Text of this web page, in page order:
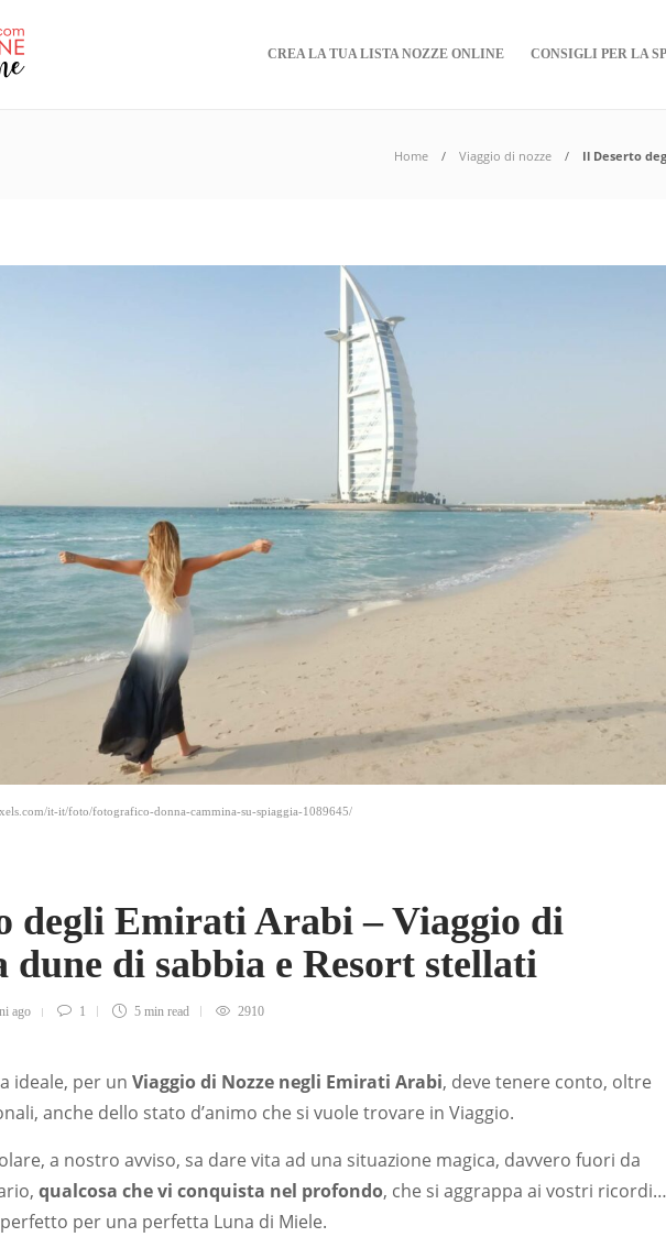
CREA LA TUA LISTA NOZZE ONLINE CONSIGLI PER LA
Home Viaggio di nozze Il Deserto
it-it/foto/fotografico-donna-cammina-su-spiaggia-1089645/
degli Emirati Arabi – Viaggio di
dune di sabbia e Resort stellati
ago 1 5 min read 2910
ideale, per un Viaggio di Nozze negli Emirati Arabi, deve tenere conto, oltre
anche dello stato d’animo che si vuole trovare in Viaggio.
a nostro avviso, sa dare vita ad una situazione magica, davvero fuori da
qualcosa che vi conquista nel profondo, che si aggrappa ai vostri ricordi…
per una perfetta Luna di Miele.